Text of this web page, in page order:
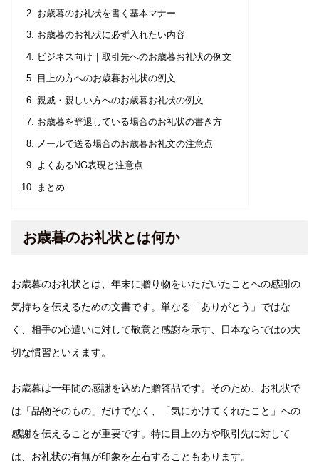
お歳暮のお礼状を書く基本マナー
お歳暮のお礼状に必ず入れたい内容
ビジネス向け｜取引先へのお歳暮お礼状の例文
目上の方へのお歳暮お礼状の例文
親戚・親しい方へのお歳暮お礼状の例文
お歳暮を辞退している場合のお礼状の書き方
メールで送る場合のお歳暮お礼文の注意点
よくあるNG表現と注意点
まとめ
お歳暮のお礼状とは何か
お歳暮のお礼状とは、年末に贈り物をいただいたことへの感謝の
気持ちを伝えるための文書です。単なる「ありがとう」ではな
く、相手の心遣いに対して敬意と感謝を示す、日本ならではの大
切な慣習といえます。
お歳暮は一年間の感謝を込めた贈答品です。そのため、お礼状で
は「品物そのもの」だけでなく、「気にかけてくれたこと」への
感謝を伝えることが重要です。特に目上の方や取引先に対して
は、お礼状の有無が印象を左右することもあります。